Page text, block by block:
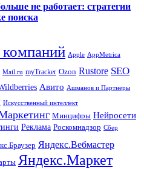
не работает: стратегии
поиска
Apple AppMetrica
Mail.ru myTracker Ozon Rustore SEO
Авито Ашманов и Партнеры
Искусственный интеллект
Минцифры Нейросети
Реклама Роскомнадзор Сбер
Яндекс.Вебмастер
Яндекс.Маркет